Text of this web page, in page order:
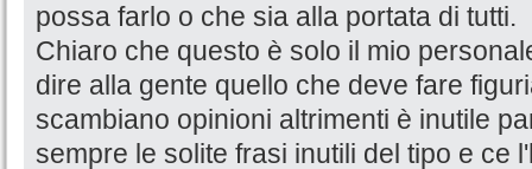
possa farlo o che sia alla portata di tutti.
Chiaro che questo è solo il mio
dire alla gente quello che deve fare
scambiano opinioni altrimenti è inutile
sempre le solite frasi inutili del tipo e ce